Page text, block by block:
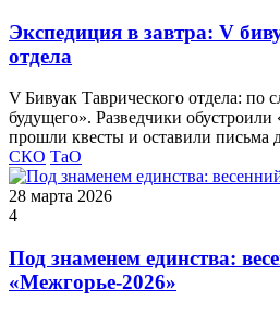
Экспедиция в завтра: V
отдела
V Бивуак Таврического отдела: по
будущего». Разведчики обустроили
прошли квесты и оставили письма
СКО ТаО
28 марта 2026
4
Под знаменем единства:
«Межгорье-2026»